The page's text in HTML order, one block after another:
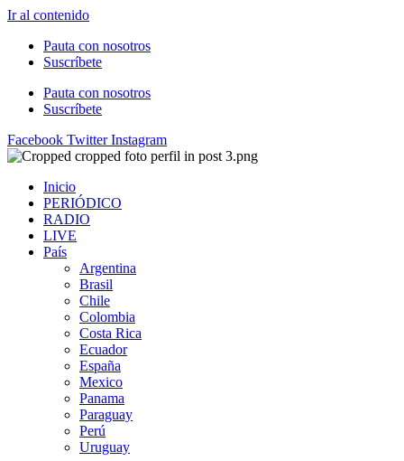
Ir al contenido
Pauta con nosotros
Suscríbete
Pauta con nosotros
Suscríbete
Facebook Twitter Instagram
Inicio
PERIÓDICO
RADIO
LIVE
País
Argentina
Brasil
Chile
Colombia
Costa Rica
Ecuador
España
Mexico
Panama
Paraguay
Perú
Uruguay